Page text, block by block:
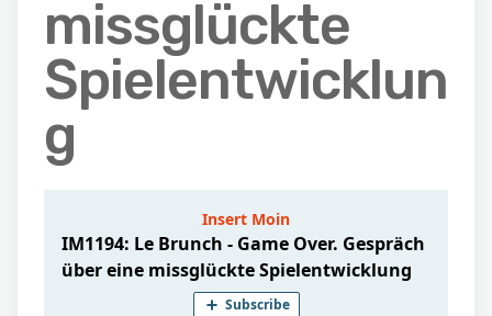
missglückte
Spielentwicklun
g